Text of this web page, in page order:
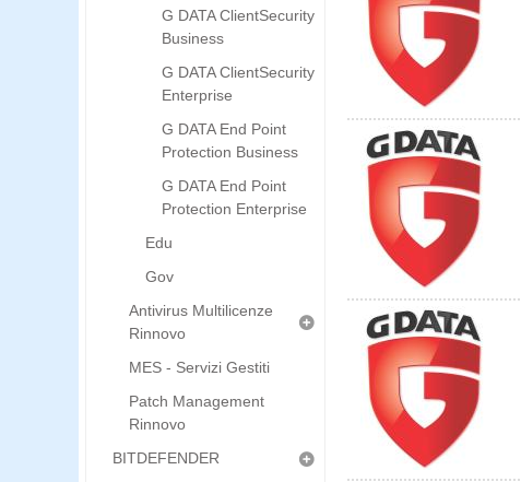
G DATA ClientSecurity
Business
G DATA ClientSecurity
Enterprise
G DATA End Point
Protection Business
G DATA End Point
Protection Enterprise
Edu
Gov
Antivirus Multilicenze
Rinnovo
MES - Servizi Gestiti
Patch Management
Rinnovo
BITDEFENDER